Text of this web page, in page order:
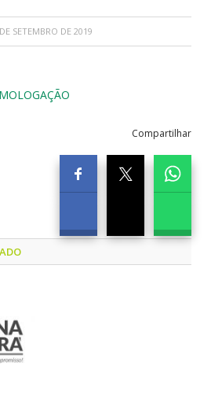
SETEMBRO DE 2019
Compartilhar